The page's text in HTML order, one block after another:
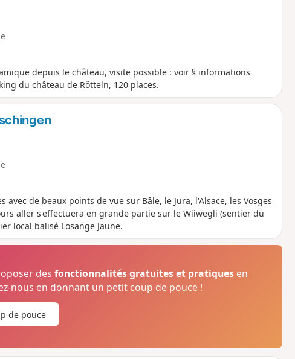
depuis le château, visite possible : voir § informations
du château de Rötteln, 120 places.
de beaux points de vue sur Bâle, le Jura, l'Alsace, les Vosges
aller s'effectuera en grande partie sur le Wiiwegli (sentier du
local balisé Losange Jaune.
desfonctionnalités gratuites et pratiques en
nous en donnant un petit coup de pouce !
de pouce